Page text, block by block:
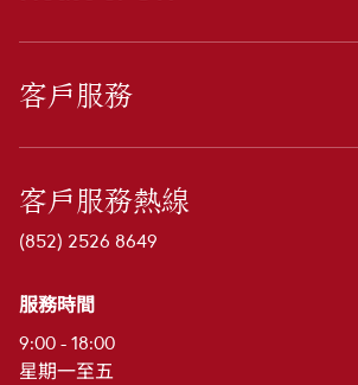
客戶服務
客戶服務熱線
(852) 2526 8649
服務時間
9:00 - 18:00
星期一至五